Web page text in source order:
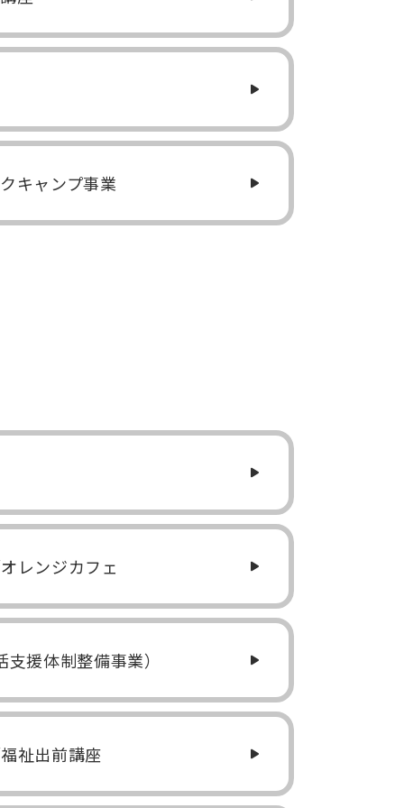
キャンプ事業
レンジカフェ
援体制整備事業）
祉出前講座